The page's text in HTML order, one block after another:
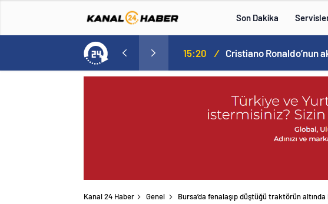
Son Dakika
Norweç silahlı kuvvetleri kadınlardan oluşan özel kuvvetler eğitimlerini başlattı. 15:20 /
Kanal 24 Haber Genel Bursa’da fenalaşıp düştüğü traktörün